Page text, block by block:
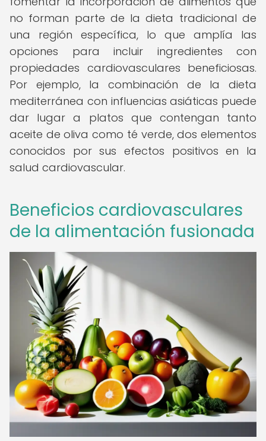
no forman parte de la dieta tradicional de
una región específica, lo que amplía las
opciones para incluir ingredientes con
propiedades cardiovasculares beneficiosas.
Por ejemplo, la combinación de la dieta
mediterránea con influencias asiáticas puede
dar lugar a platos que contengan tanto
aceite de oliva como té verde, dos elementos
conocidos por sus efectos positivos en la
salud cardiovascular.
Beneficios cardiovasculares
de la alimentación fusionada